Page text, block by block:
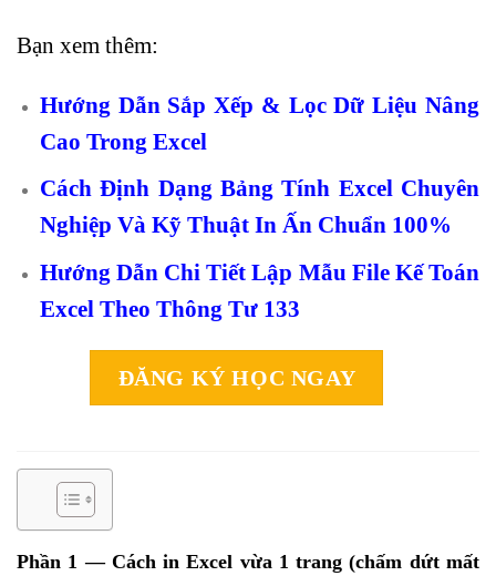
Bạn xem thêm:
Hướng Dẫn Sắp Xếp & Lọc Dữ Liệu Nâng
Cao Trong Excel
Cách Định Dạng Bảng Tính Excel Chuyên
Nghiệp Và Kỹ Thuật In Ấn Chuẩn 100%
Hướng Dẫn Chi Tiết Lập Mẫu File Kế Toán
Excel Theo Thông Tư 133
ĐĂNG KÝ HỌC NGAY
Phần 1 — Cách inExcel vừa 1 trang (chấm dứt mất